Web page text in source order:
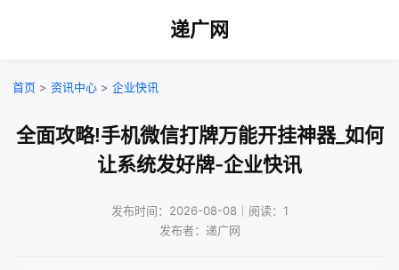
递广网
首页 > 资讯中心 > 企业快讯
全面攻略!手机微信打牌万能开挂神器_如何
让系统发好牌-企业快讯
发布时间：2026-08-08｜阅读：1
发布者：递广网